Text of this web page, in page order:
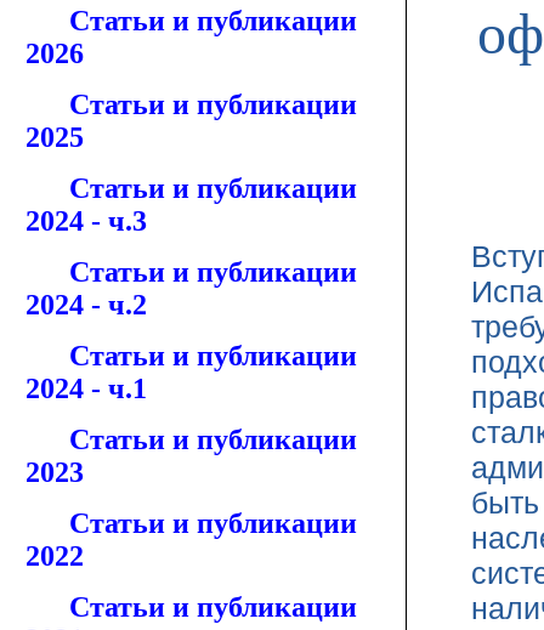
Статьи и публикации
2026
Статьи и публикации
2025
Статьи и публикации
2024 - ч.3
Статьи и публикации
2024 - ч.2
Статьи и публикации
2024 - ч.1
Статьи и публикации
2023
Статьи и публикации
2022
Статьи и публикации